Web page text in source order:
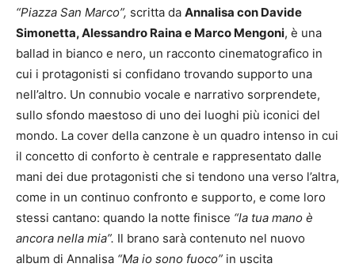
“Piazza San Marco”, scritta da Annalisa con Davide
Simonetta, Alessandro Raina e Marco Mengoni, è una
ballad in bianco e nero, un racconto cinematografico in
cui i protagonisti si confidano trovando supporto una
nell’altro. Un connubio vocale e narrativo sorprendete,
sullo sfondo maestoso di uno dei luoghi più iconici del
mondo. La cover della canzone è un quadro intenso in cui
il concetto di conforto è centrale e rappresentato dalle
mani dei due protagonisti che si tendono una verso l’altra,
come in un continuo confronto e supporto, e come loro
stessi cantano: quando la notte finisce “la tua mano è
ancora nella mia”. Il brano sarà contenuto nel nuovo
album di Annalisa “Ma io sono fuoco” in uscita